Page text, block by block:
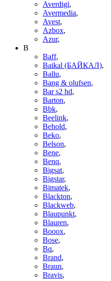
Averdigi,
Avermedia,
Avest,
Azbox,
Azur,
B
Baff,
Baikal (БАЙКАЛ),
Ballu,
Bang & olufsen,
Bar s2 hd,
Barton,
Bbk,
Beelink,
Behold,
Beko,
Belson,
Bene,
Benq,
Bigsat,
Bigstar,
Bimatek,
Blackton,
Blackweb,
Blaupunkt,
Blauren,
Booox,
Bose,
Bq,
Brand,
Braun,
Bravis,